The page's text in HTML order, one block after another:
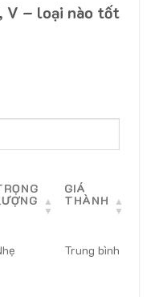
V – loại nào tốt
GIÁ
THÀNH
Trung bình